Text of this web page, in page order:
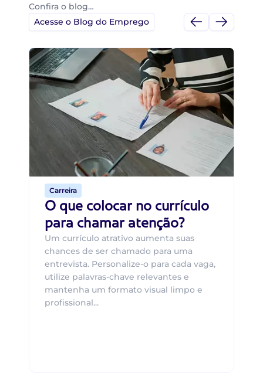
Confira o blog…
Acesse o Blog do Emprego
Carreira
O que colocar no currículo
para chamar atenção?
Um currículo atrativo aumenta suas
chances de ser chamado para uma
entrevista. Personalize-o para cada vaga,
utilize palavras-chave relevantes e
mantenha um formato visual limpo e
profissional...